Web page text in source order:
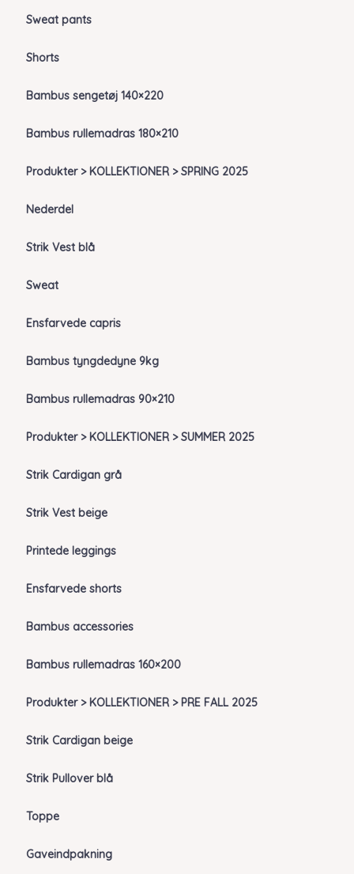
Sweat pants
Shorts
Bambus sengetøj 140×220
Bambus rullemadras 180×210
Produkter > KOLLEKTIONER > SPRING 2025
Nederdel
Strik Vest blå
Sweat
Ensfarvede capris
Bambus tyngdedyne 9kg
Bambus rullemadras 90×210
Produkter > KOLLEKTIONER > SUMMER 2025
Strik Cardigan grå
Strik Vest beige
Printede leggings
Ensfarvede shorts
Bambus accessories
Bambus rullemadras 160×200
Produkter > KOLLEKTIONER > PRE FALL 2025
Strik Cardigan beige
Strik Pullover blå
Toppe
Gaveindpakning